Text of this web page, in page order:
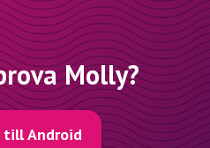
Molly?
till Android